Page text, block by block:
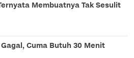
Membuatnya Tak Sesulit
Cuma Butuh 30 Menit